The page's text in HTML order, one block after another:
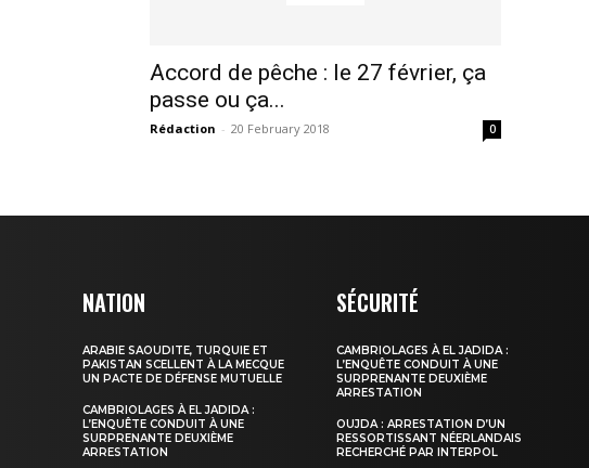
le1.ma
l'intelligence de
l'information
S'ABONNER MAINTENANT
Accord de pêche : le 27 février, ça
passe ou ça...
Rédaction - 20 February 2018 0
NATION
ARABIE SAOUDITE, TURQUIE ET
PAKISTAN SCELLENT À LA MECQUE
UN PACTE DE DÉFENSE MUTUELLE
CAMBRIOLAGES À EL JADIDA :
L’ENQUÊTE CONDUIT À UNE
SURPRENANTE DEUXIÈME
ARRESTATION
SÉCURITÉ
CAMBRIOLAGES À EL JADIDA :
L’ENQUÊTE CONDUIT À UNE
SURPRENANTE DEUXIÈME
ARRESTATION
OUJDA : ARRESTATION D’UN
RESSORTISSANT NÉERLANDAIS
RECHERCHÉ PAR INTERPOL